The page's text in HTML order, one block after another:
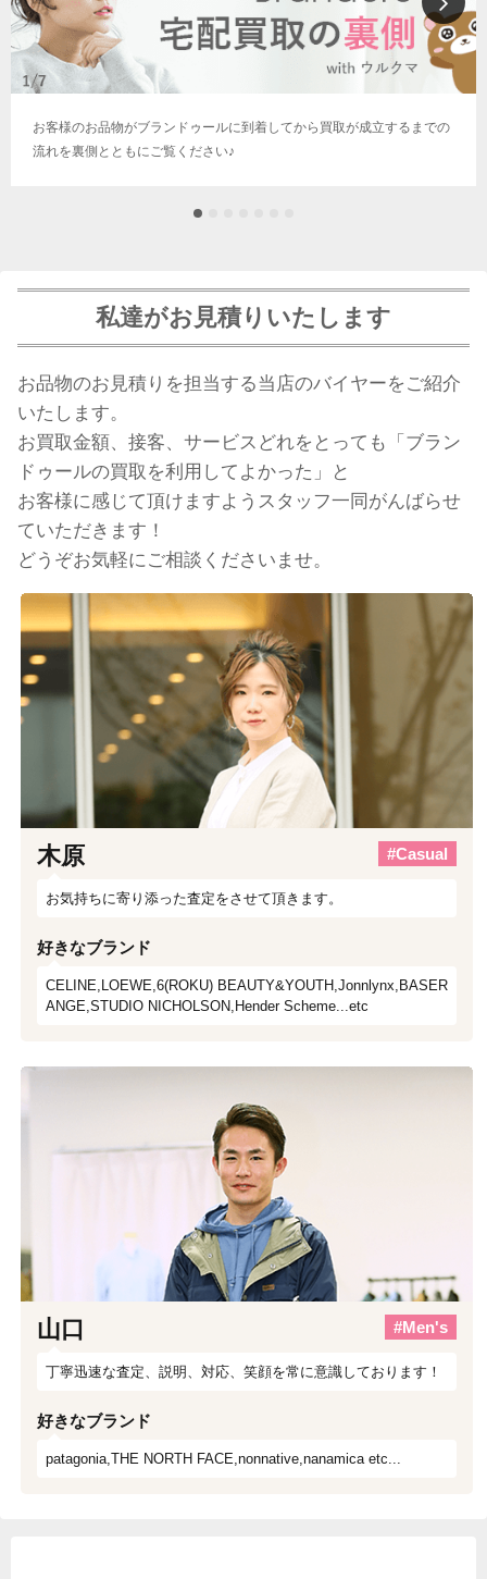
お客様のお品物がブランドゥールに到着してから買取が成立するまでの
流れを裏側とともにご覧ください♪
私達がお見積りいたします
お品物のお見積りを担当する当店のバイヤーをご紹介
いたします。
お買取金額、接客、サービスどれをとっても「ブラン
ドゥールの買取を利用してよかった」と
お客様に感じて頂けますようスタッフ一同がんばらせ
ていただきます！
どうぞお気軽にご相談くださいませ。
木原 #Casual
お気持ちに寄り添った査定をさせて頂きます。
好きなブランド
CELINE,LOEWE,6(ROKU) BEAUTY&YOUTH,Jonnlynx,BASER
ANGE,STUDIO NICHOLSON,Hender Scheme...etc
山口 #Men's
丁寧迅速な査定、説明、対応、笑顔を常に意識しております！
好きなブランド
patagonia,THE NORTH FACE,nonnative,nanamica etc...